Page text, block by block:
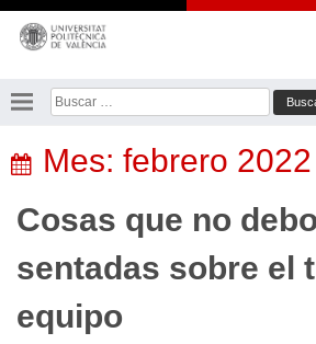
Saltar
contenido
Buscar:
Mes: febrero 2022
Cosas que no
sentadas sobre el
equipo